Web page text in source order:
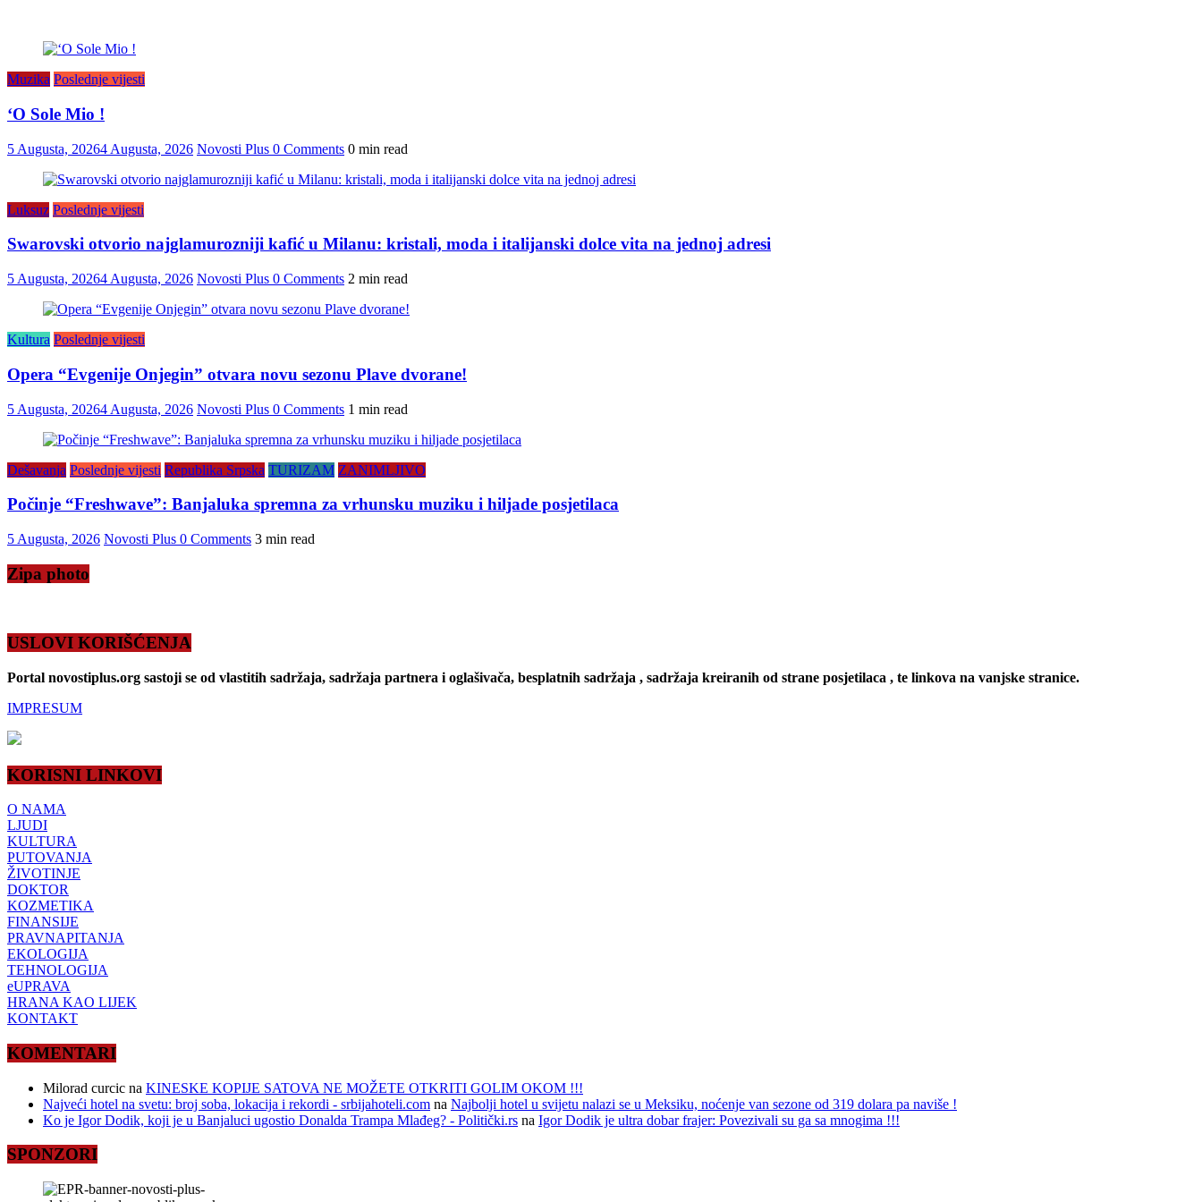
Muzika Poslednje vijesti
‘O Sole Mio !
5 Augusta, 20264 Augusta, 2026 Novosti Plus 0 Comments 0 min read
Luksuz Poslednje vijesti
Swarovski otvorio najglamurozniji kafić u Milanu: kristali, moda i italijanski dolce vita na jednoj adresi
5 Augusta, 20264 Augusta, 2026 Novosti Plus 0 Comments 2 min read
Kultura Poslednje vijesti
Opera “Evgenije Onjegin” otvara novu sezonu Plave dvorane!
5 Augusta, 20264 Augusta, 2026 Novosti Plus 0 Comments 1 min read
Dešavanja Poslednje vijesti Republika Srpska TURIZAM ZANIMLJIVO
Počinje “Freshwave”: Banjaluka spremna za vrhunsku muziku i hiljade posjetilaca
5 Augusta, 2026 Novosti Plus 0 Comments 3 min read
Zipa photo
USLOVI KORIŠĆENJA
Portal novostiplus.org sastoji se od vlastitih sadržaja, sadržaja partnera i oglašivača, besplatnih sadržaja , sadržaja kreiranih od strane posjetilaca , te linkova na vanjske stranice.
IMPRESUM
KORISNI LINKOVI
O NAMA
LJUDI
KULTURA
PUTOVANJA
ŽIVOTINJE
DOKTOR
KOZMETIKA
FINANSIJE
PRAVNAPITANJA
EKOLOGIJA
TEHNOLOGIJA
eUPRAVA
HRANA KAO LIJEK
KONTAKT
KOMENTARI
Milorad curcic na KINESKE KOPIJE SATOVA NE MOŽETE OTKRITI GOLIM OKOM !!!
Najveći hotel na svetu: broj soba, lokacija i rekordi - srbijahoteli.com na Najbolji hotel u svijetu nalazi se u Meksiku, noćenje van sezone od 319 dolara pa naviše !
Ko je Igor Dodik, koji je u Banjaluci ugostio Donalda Trampa Mlađeg? - Politički.rs na Igor Dodik je ultra dobar frajer: Povezivali su ga sa mnogima !!!
SPONZORI